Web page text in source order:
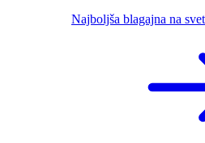
Najboljša blagajna na